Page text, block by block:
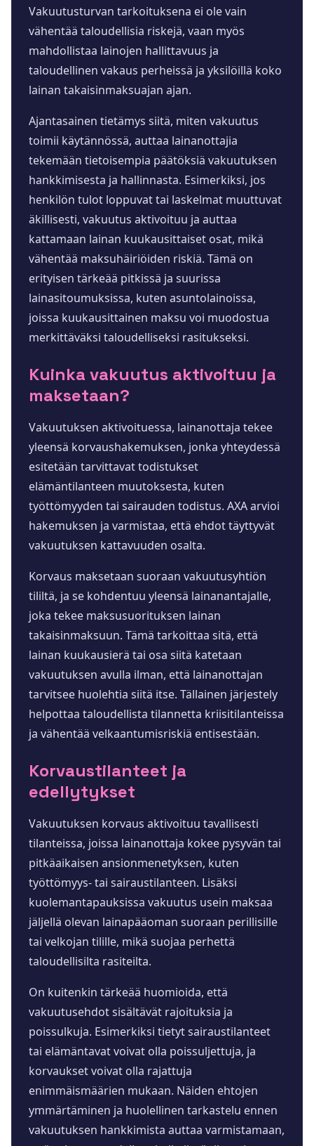
Vakuutusturvan tarkoituksena ei ole vain
vähentää taloudellisia riskejä, vaan myös
mahdollistaa lainojen hallittavuus ja
taloudellinen vakaus perheissä ja yksilöillä koko
lainan takaisinmaksuajan ajan.
Ajantasainen tietämys siitä, miten vakuutus
toimii käytännössä, auttaa lainanottajia
tekemään tietoisempia päätöksiä vakuutuksen
hankkimisesta ja hallinnasta. Esimerkiksi, jos
henkilön tulot loppuvat tai laskelmat muuttuvat
äkillisesti, vakuutus aktivoituu ja auttaa
kattamaan lainan kuukausittaiset osat, mikä
vähentää maksuhäiriöiden riskiä. Tämä on
erityisen tärkeää pitkissä ja suurissa
lainasitoumuksissa, kuten asuntolainoissa,
joissa kuukausittainen maksu voi muodostua
merkittäväksi taloudelliseksi rasitukseksi.
Kuinka vakuutus aktivoituu ja
maksetaan?
Vakuutuksen aktivoituessa, lainanottaja tekee
yleensä korvaushakemuksen, jonka yhteydessä
esitetään tarvittavat todistukset
elämäntilanteen muutoksesta, kuten
työttömyyden tai sairauden todistus. AXA arvioi
hakemuksen ja varmistaa, että ehdot täyttyvät
vakuutuksen kattavuuden osalta.
Korvaus maksetaan suoraan vakuutusyhtiön
tililtä, ja se kohdentuu yleensä lainanantajalle,
joka tekee maksusuorituksen lainan
takaisinmaksuun. Tämä tarkoittaa sitä, että
lainan kuukausierä tai osa siitä katetaan
vakuutuksen avulla ilman, että lainanottajan
tarvitsee huolehtia siitä itse. Tällainen järjestely
helpottaa taloudellista tilannetta kriisitilanteissa
ja vähentää velkaantumisriskiä entisestään.
Korvaustilanteet ja
edellytykset
Vakuutuksen korvaus aktivoituu tavallisesti
tilanteissa, joissa lainanottaja kokee pysyvän tai
pitkäaikaisen ansionmenetyksen, kuten
työttömyys- tai sairaustilanteen. Lisäksi
kuolemantapauksissa vakuutus usein maksaa
jäljellä olevan lainapääoman suoraan perillisille
tai velkojan tilille, mikä suojaa perhettä
taloudellisilta rasiteilta.
On kuitenkin tärkeää huomioida, että
vakuutusehdot sisältävät rajoituksia ja
poissulkuja. Esimerkiksi tietyt sairaustilanteet
tai elämäntavat voivat olla poissuljettuja, ja
korvaukset voivat olla rajattuja
enimmäismäärien mukaan. Näiden ehtojen
ymmärtäminen ja huolellinen tarkastelu ennen
vakuutuksen hankkimista auttaa varmistamaan,